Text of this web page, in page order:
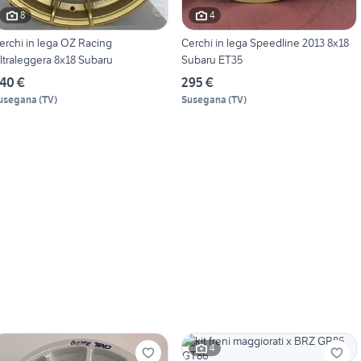
8
in lega OZ Racing
8x18 Subaru
€
(TV)
4
Cerchi in lega Speedline 2013 8x18
Subaru ET35
295 €
Susegana (TV)
4